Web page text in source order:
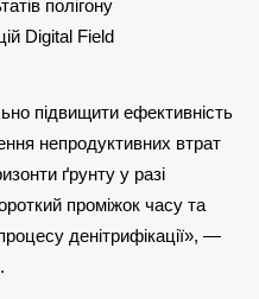
полігону
Digital Field
підвищити ефективність
непродуктивних втрат
ґрунту у разі
проміжок часу та
денітрифікації», —